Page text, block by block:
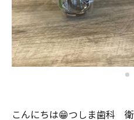
こんにちは😁つしま歯科 衛